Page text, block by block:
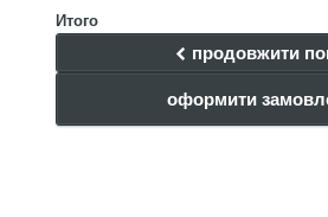
Итого
продовжити
оформити